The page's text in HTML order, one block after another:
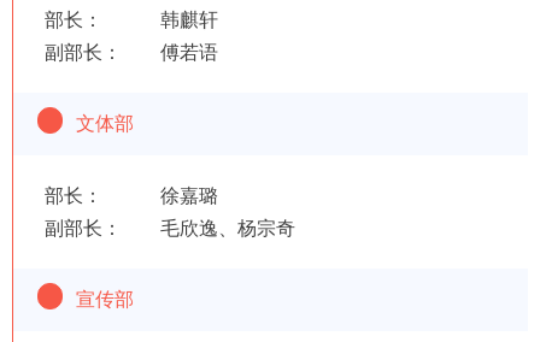
部长： 韩麒轩
副部长： 傅若语
文体部
部长： 徐嘉璐
副部长： 毛欣逸、杨宗奇
宣传部